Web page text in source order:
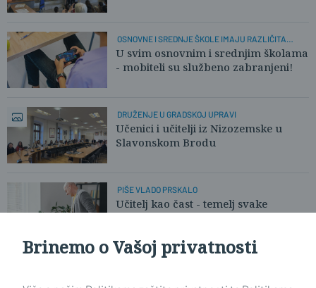
OSNOVNE I SREDNJE ŠKOLE IMAJU RAZLIČITA
PRAVILA
U svim osnovnim i srednjim školama
- mobiteli su službeno zabranjeni!
DRUŽENJE U GRADSKOJ UPRAVI
Učenici i učitelji iz Nizozemske u
Slavonskom Brodu
PIŠE VLADO PRSKALO
Učitelj kao čast - temelj svake
Brinemo o Vašoj privatnosti